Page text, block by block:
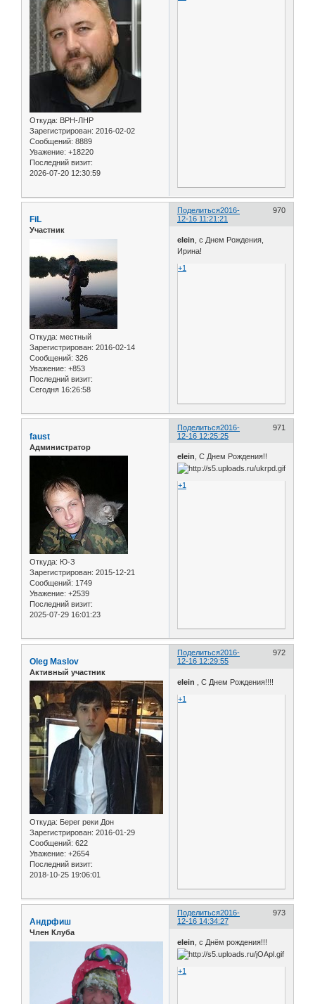
Откуда: ВРН-ЛНР
Зарегистрирован: 2016-02-02
Сообщений: 8889
Уважение: +18220
Последний визит:
2026-07-20 12:30:59
Поделиться 970
2016-
12-16 11:21:21
FiL
Участник
Откуда: местный
Зарегистрирован: 2016-02-14
Сообщений: 326
Уважение: +853
Последний визит:
Сегодня 16:26:58
elein , с Днем Рождения,
Ирина!
+1
Поделиться 971
2016-
12-16 12:25:25
faust
Администратор
Откуда: Ю-З
Зарегистрирован: 2015-12-21
Сообщений: 1749
Уважение: +2539
Последний визит:
2025-07-29 16:01:23
elein , С Днем Рождения!!
+1
Поделиться 972
2016-
12-16 12:29:55
Oleg Maslov
Активный участник
Откуда: Берег реки Дон
Зарегистрирован: 2016-01-29
Сообщений: 622
Уважение: +2654
Последний визит:
2018-10-25 19:06:01
elein , С Днем Рождения!!!!
+1
Поделиться 973
2016-
12-16 14:34:27
Андрфиш
Член Клуба
elein , с Днём рождения!!!
+1